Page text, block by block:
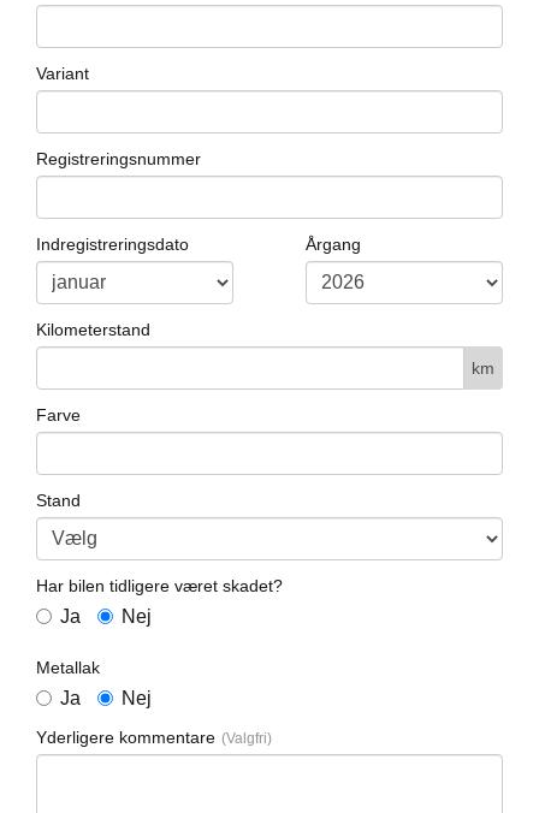
Variant
Registreringsnummer
Indregistreringsdato Årgang
Kilometerstand
km
Farve
Stand
Har bilen tidligere været skadet?
Ja Nej
Metallak
Ja Nej
Yderligere kommentare